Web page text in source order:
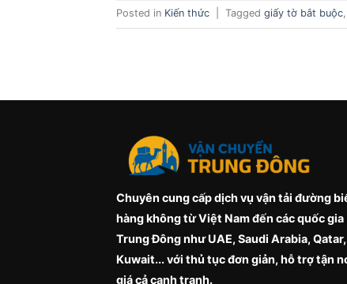
Posted in Kiến thức Tagged giấy tờ bắt buộc,
Chuyên cung cấp dịch vụ vận tải đường
hàng không từ Việt Nam đến các quốc gia
Trung Đông như UAE, Saudi Arabia, Qatar,
Kuwait... với thủ tục đơn giản, hỗ trợ tận
giá cả cạnh tranh.